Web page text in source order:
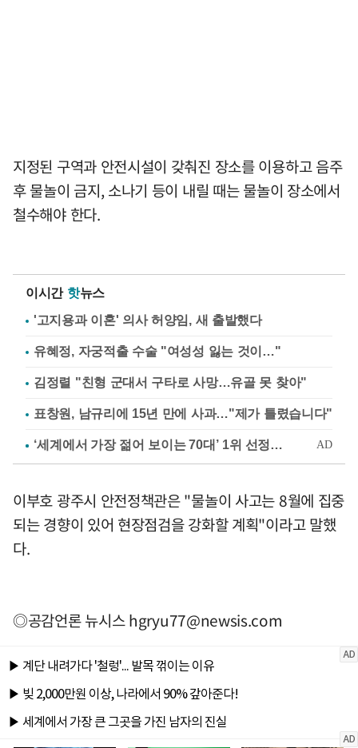
지정된 구역과 안전시설이 갖춰진 장소를 이용하고 음주
후 물놀이 금지, 소나기 등이 내릴 때는 물놀이 장소에서
철수해야 한다.
이시간 핫뉴스
'고지용과 이혼' 의사 허양임, 새 출발했다
유혜정, 자궁적출 수술 "여성성 잃는 것이…"
김정렬 "친형 군대서 구타로 사망…유골 못 찾아"
표창원, 남규리에 15년 만에 사과…"제가 틀렸습니다"
이부호 광주시 안전정책관은 "물놀이 사고는 8월에 집중
되는 경향이 있어 현장점검을 강화할 계획"이라고 말했
다.
◎공감언론 뉴시스hgryu77@newsis.com